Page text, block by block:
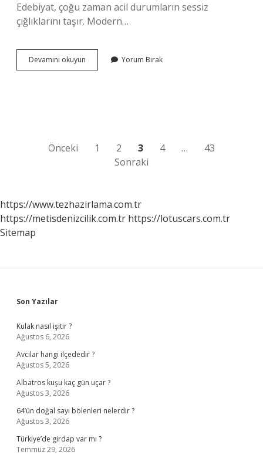
Edebiyat, çoğu zaman acil durumların sessiz
çığlıklarını taşır. Modern…
Devamını okuyun Ambulans
nasıl
Yorum Bırak
YazıÖnceki 1 2 3 4 …
43
Sonraki
https://www.tezhazirlama.com.tr
https://metisdenizcilik.com.tr https://lotuscars.com.tr
Sitemap
Sidebar
Son Yazılar
Kulak nasıl işitir ?
Ağustos 6, 2026
Avcılar hangi ilçededir ?
Ağustos 5, 2026
Albatros kuşu kaç gün uçar ?
Ağustos 3, 2026
64’ün doğal sayı bölenleri nelerdir ?
Ağustos 3, 2026
Türkiye’de girdap var mı ?
Temmuz 29, 2026